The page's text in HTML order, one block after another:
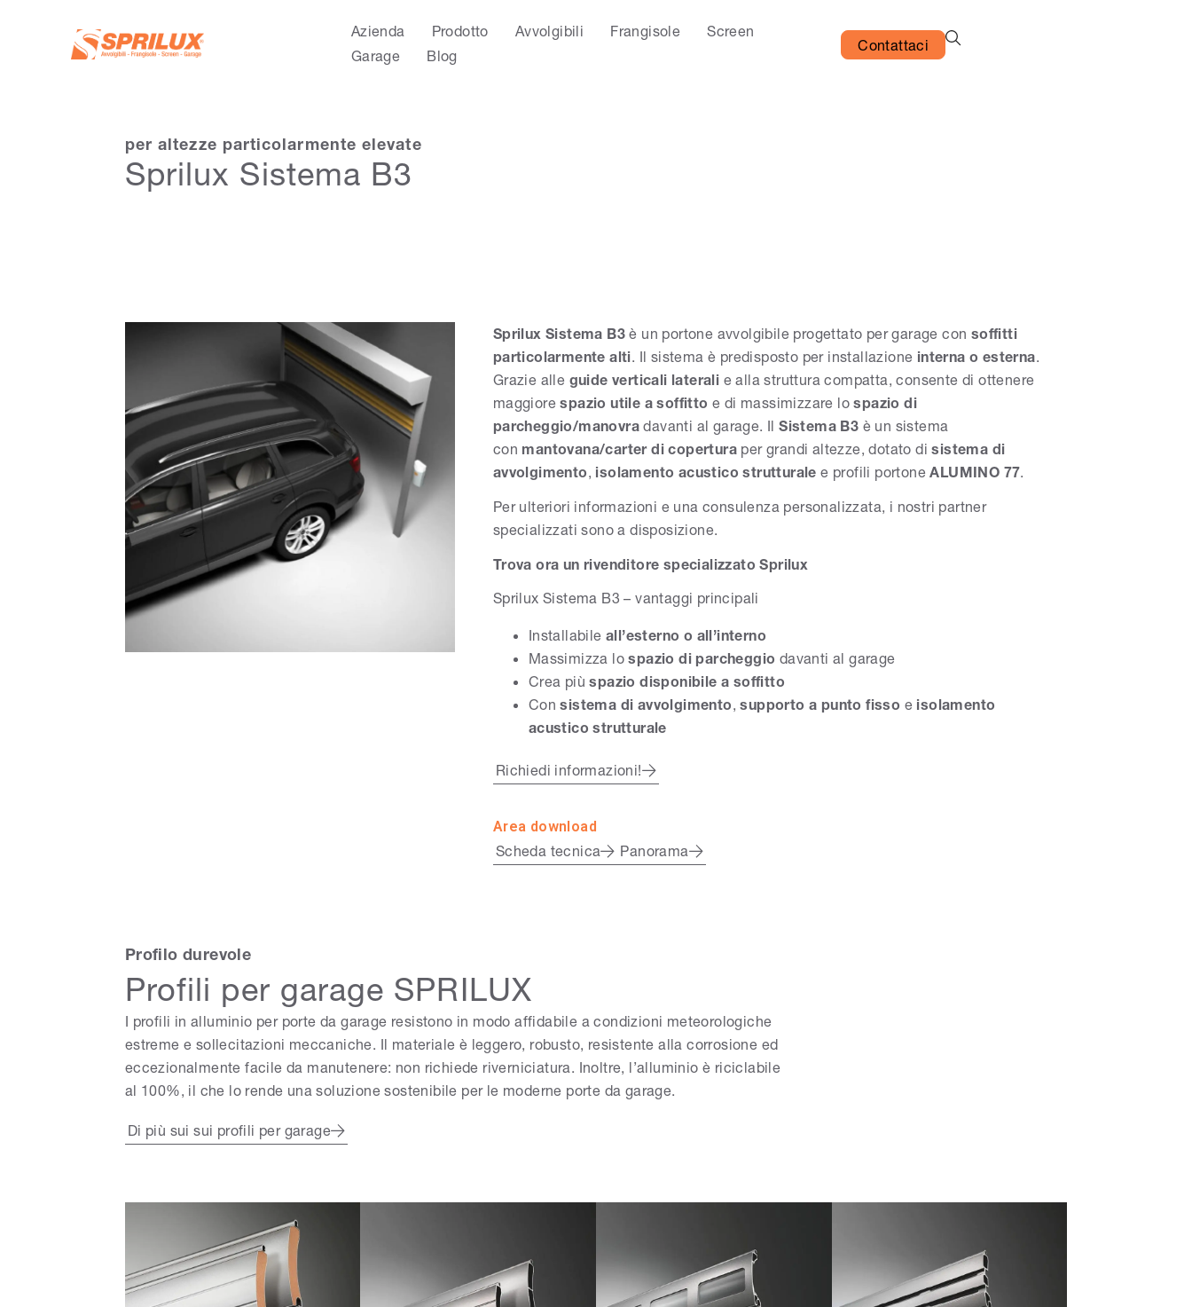
Azienda Prodotto Avvolgibili Frangisole
Screen
Garage
Blog
Contattaci
per altezze particolarmente elevate
Sprilux Sistema B3
Sprilux Sistema B3è un portone avvolgibile progettato per garage con soffitti
particolarmente alti. Il sistema è predisposto per installazione interna o esterna.
Grazie alle guide verticali laterali e alla struttura compatta, consente di ottenere
maggiorespazio utile a soffitto e di massimizzare lospazio di
parcheggio/manovradavanti al garage. IlSistema B3 è un sistema
con mantovana/carter di coperturaper grandi altezze, dotato disistema di
avvolgimento, isolamento acustico strutturale e profili portoneALUMINO 77.
Per ulteriori informazioni e una consulenza personalizzata, i nostri partner
specializzati sono a disposizione.
Trova ora un rivenditore specializzato Sprilux
Sprilux Sistema B3 – vantaggi principali
Installabile all’esterno o all’interno
Massimizza lospazio di parcheggio davanti al garage
Crea piùspazio disponibile a soffitto
Consistema di avvolgimento,supporto a punto fisso e isolamento
acustico strutturale
Richiedi informazioni!
Area download
Scheda tecnica Panorama
Profilo durevole
Profili per garage SPRILUX
I profili in alluminio per porte da garage resistono in modo affidabile a condizioni meteorologiche
estreme e sollecitazioni meccaniche. Il materiale è leggero, robusto, resistente alla corrosione ed
eccezionalmente facile da manutenere: non richiede riverniciatura. Inoltre, l’alluminio è riciclabile
al 100%, il che lo rende una soluzione sostenibile per le moderne porte da garage.
Di più sui sui profili per garage